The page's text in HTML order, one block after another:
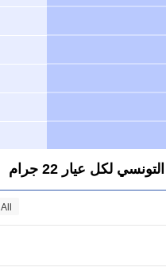
لكل عيار 22 جرام
All